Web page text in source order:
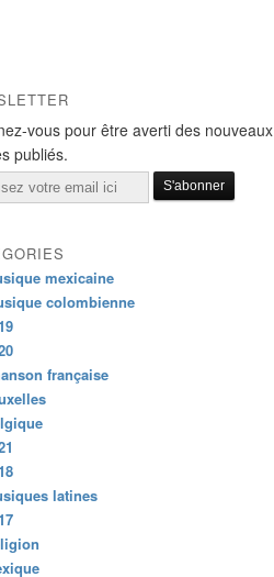
vous pour être averti des nouveaux
publiés.
mexicaine
colombienne
française
latines